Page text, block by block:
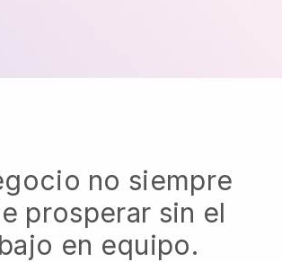
no siempre
prosperar sin el
en equipo.